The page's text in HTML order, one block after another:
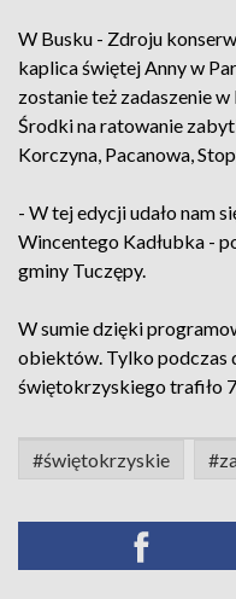
W Busku - Zdroju
kaplica świętej Anny w
zostanie też zadaszenie
Środki na ratowanie
Korczyna, Pacanowa,
- W tej edycji udało nam
Wincentego Kadłubka -
gminy Tuczępy.
W sumie dzięki
obiektów. Tylko podczas
świętokrzyskiego trafiło
#świętokrzyskie